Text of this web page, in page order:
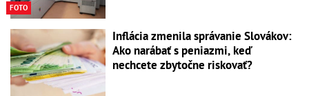
FOTO
Inflácia zmenila správanie Slovákov:
Ako narábať s peniazmi, keď
nechcete zbytočne riskovať?